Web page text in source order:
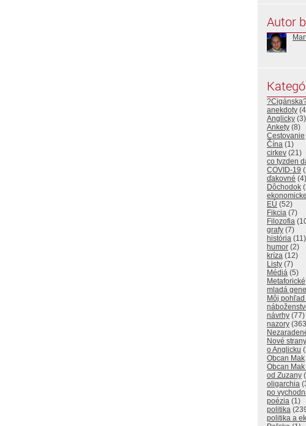
Autor
anekdoty
Anglicky (3)
Ankety (8)
Cestovanie
Čína (1)
cirkev (21)
co tyzden
COVID-19
ďakovné (4)
Dôchodok
ekonomicke
EÚ (52)
Fikcia (7)
Filozofia
grafy (7)
história (11)
humor (2)
kríza (12)
Listy (7)
Médiá (5)
Metaforické
mladá
Môj
návrhy (77)
nazory
Nové strany
o Anglicku
Obcan Mak
Obcan
od Zuzany
oligarchia
po
poézia (1)
politika
politika a